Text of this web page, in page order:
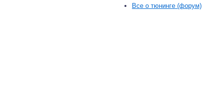
Все о тюнинге (форум)